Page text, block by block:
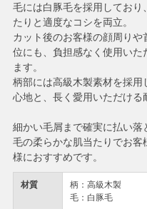
材質
柄：高級木製
毛：白豚毛
毛には白豚毛を採用しており
たりと適度なコシを両立。
カット後のお客様の顔周り
位にも、負担感なく使用い
ます。
柄部には高級木製素材を採用
心地と、長く愛用いただける
細かい毛屑まで確実に払い
毛の柔らかな肌当たりでお
様におすすめです。